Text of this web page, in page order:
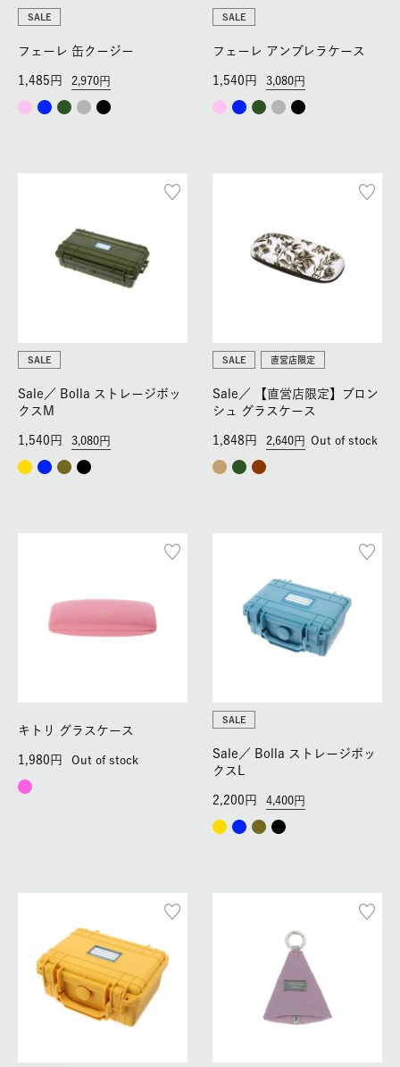
SALE
フェーレ 缶クージー
2,970
1,485
SALE
フェーレ アンブレラケース
3,080
1,540
SALE
Sale／ Bolla ストレージボッ
クスM
3,080
1,540
SALE 直営店限定
Sale／
【直営店限定】ブロン
シュ グラスケース
2,640
1,848 Out of stock
キトリ グラスケース
1,980 Out of stock
SALE
Sale／ Bolla ストレージボッ
クスL
4,400
2,200